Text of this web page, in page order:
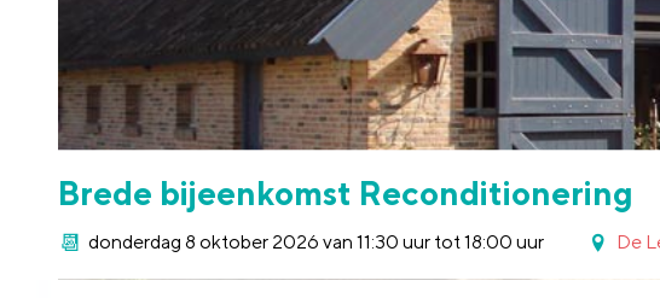
Brede bijeenkomst Reconditionering
donderdag 8 oktober 2026 van 11:30 uur tot 18:00 uur De